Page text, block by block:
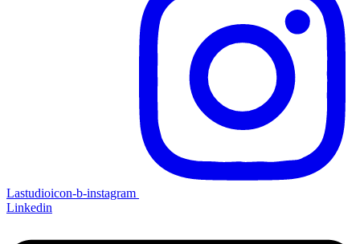
Lastudioicon-b-instagram
Linkedin